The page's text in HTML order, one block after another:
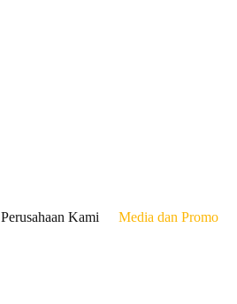
Perusahaan Kami Media dan Promo